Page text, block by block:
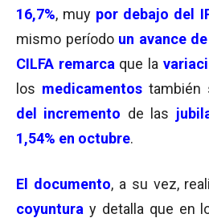
16,7%, muy por debajo del
mismo período un avance
CILFA remarca que la
los medicamentostambién
del incremento de las
1,54% en octubre.
El documento, a su vez,
coyuntura y detalla que en